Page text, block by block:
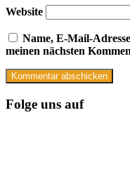
Website
Name, E-Mail-
meinen nächsten
Folge uns auf